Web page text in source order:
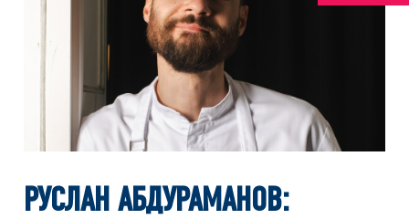
РУСЛАН АБДУРАМАНОВ: